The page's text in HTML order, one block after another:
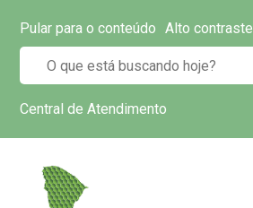
Pular para o conteúdo Alto contraste
Central de Atendimento